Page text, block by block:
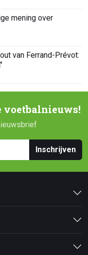
mening over
van Ferrand-Prévot:
voetbalnieuws!
Inschrijven